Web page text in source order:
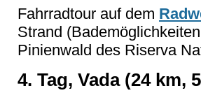
Fahrradtour auf dem
Strand
Pinienwald des Riserva
4. Tag, Vada (24 km,